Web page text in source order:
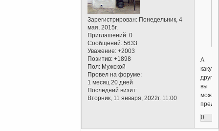
Зарегистрирован: Понедельник, 4
мая, 2015г.
Приглашений: 0
Сообщений: 5633
Уважение: +2003
Позитив: +1898
Пол: Мужской
Провел на форуме:
1 месяц 20 дней
Последний визит:
Вторник, 11 января, 2022г. 11:00
А
какую
другую
вы
0